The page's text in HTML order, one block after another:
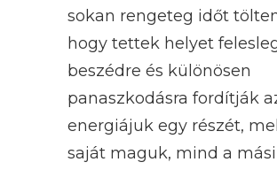
sokan rengeteg időt
hogy tettek helyet
beszédre és különösen
panaszkodásra fordítják
energiájuk egy részét,
saját maguk, mind a